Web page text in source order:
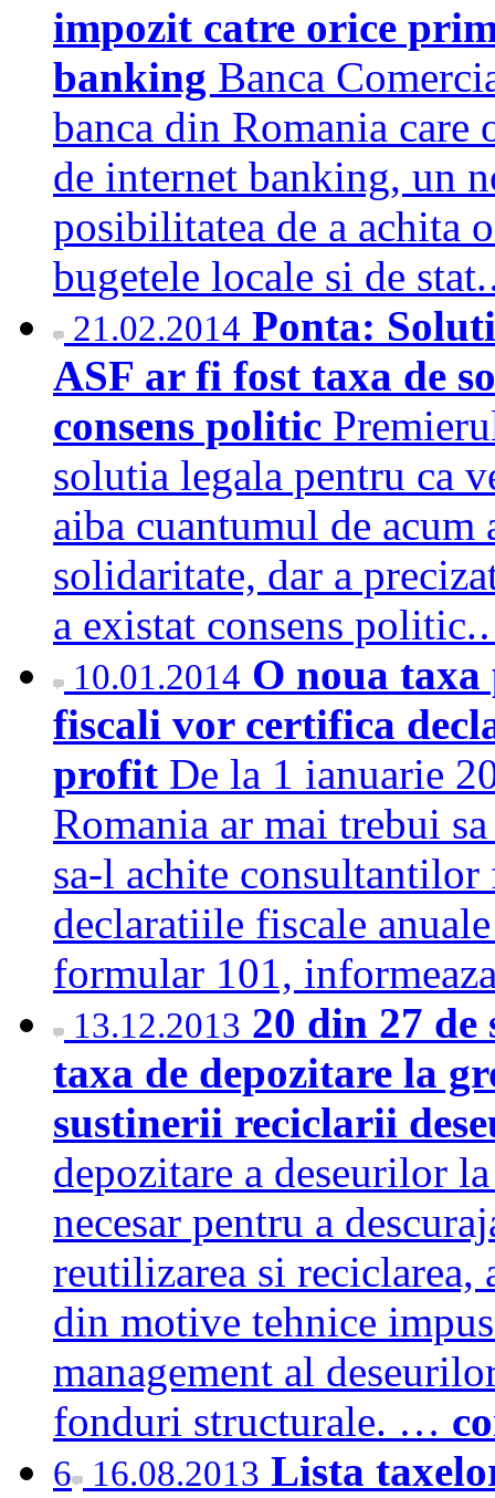
impozit catre orice
banking Banca
banca din Romania
de internet banking, un
posibilitatea de a achita
bugetele locale si de
21.02.2014 Ponta:
ASF ar fi fost taxa de
consens politic
solutia legala pentru ca
aiba cuantumul de
solidaritate, dar a
a existat consens
10.01.2014 O noua
fiscali vor certifica
profit De la 1 ianuarie
Romania ar mai trebui
sa-l achite
declaratiile fiscale
formular 101,
13.12.2013 20 din 27
taxa de depozitare la
sustinerii reciclarii
depozitare a deseurilor
necesar pentru a
reutilizarea si reciclarea,
din motive tehnice
management al
fonduri structurale. …
6 16.08.2013 Lista